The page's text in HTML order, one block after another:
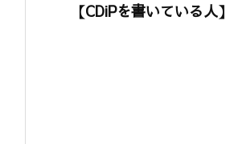
【CDiPを書いている人】